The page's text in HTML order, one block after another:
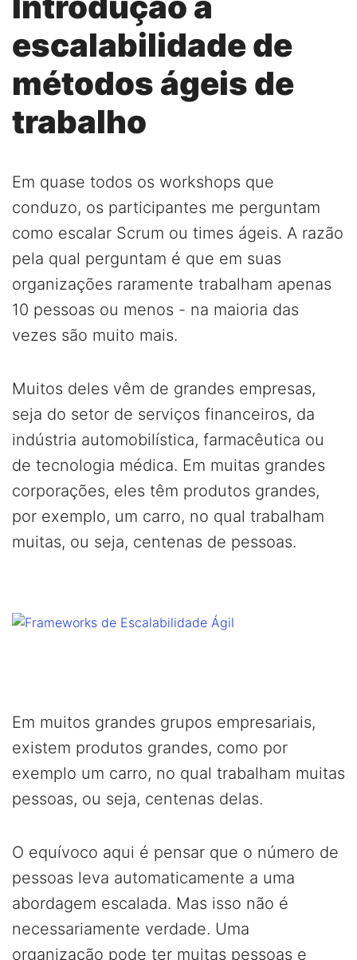
escalabilidade de
métodos ágeis de
trabalho
Em quase todos os workshops que
conduzo, os participantes me perguntam
como escalar Scrum ou times ágeis. A razão
pela qual perguntam é que em suas
organizações raramente trabalham apenas
10 pessoas ou menos - na maioria das
vezes são muito mais.
Muitos deles vêm de grandes empresas,
seja do setor de serviços financeiros, da
indústria automobilística, farmacêutica ou
de tecnologia médica. Em muitas grandes
corporações, eles têm produtos grandes,
por exemplo, um carro, no qual trabalham
muitas, ou seja, centenas de pessoas.
Em muitos grandes grupos empresariais,
existem produtos grandes, como por
exemplo um carro, no qual trabalham muitas
pessoas, ou seja, centenas delas.
O equívoco aqui é pensar que o número de
pessoas leva automaticamente a uma
abordagem escalada. Mas isso não é
necessariamente verdade. Uma
organização pode ter muitas pessoas e